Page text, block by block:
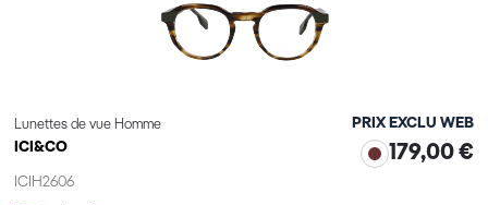
Lunettes de vue Homme
ICI&CO
ICIH2606
PRIX EXCLU WEB
179,00 €